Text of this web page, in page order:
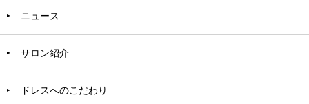
ニュース
サロン紹介
ドレスへのこだわり